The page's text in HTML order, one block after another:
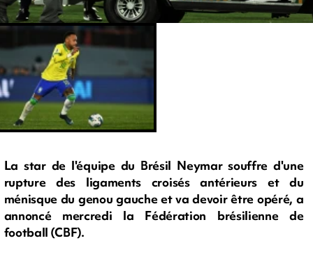
La star de l'équipe du Brésil Neymar souffre d'une
rupture des ligaments croisés antérieurs et du
ménisque du genou gauche et va devoir être opéré, a
annoncé mercredi la Fédération brésilienne de
football (CBF).